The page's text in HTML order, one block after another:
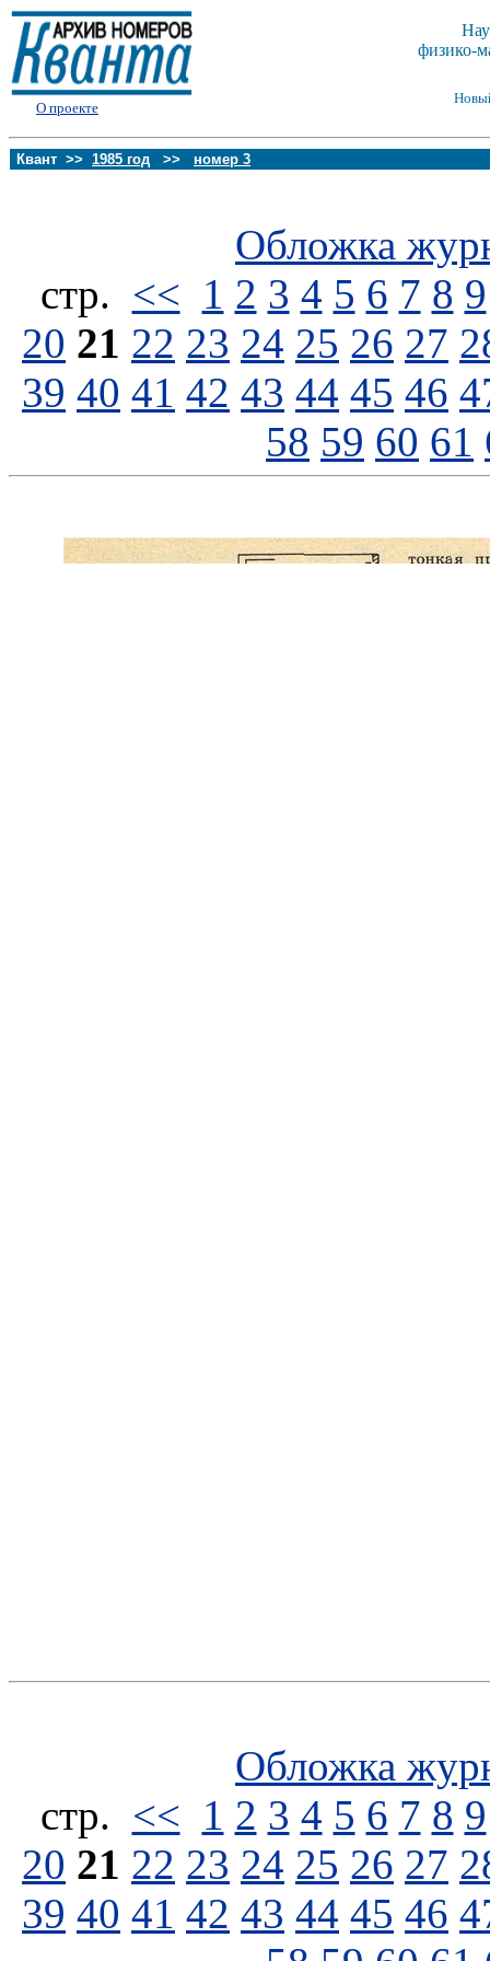
О проекте
физико-
Квант >> 1985 год >> номер 3
Обложка
стp. << 1 2 3 4 5 6 7 8 9
20 21 22 23 24 25 26 27
39 40 41 42 43 44 45 46
58 59 60 61
Обложка
стp. << 1 2 3 4 5 6 7 8 9
20 21 22 23 24 25 26 27
39 40 41 42 43 44 45 46